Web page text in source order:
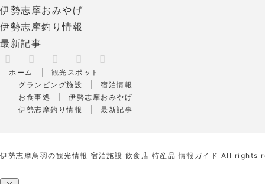
伊勢志摩おみやげ
伊勢志摩釣り情報
最新記事
FacebookInstagramPinterest
RSS
ホーム
観光スポット
グランピング施設
宿泊情報
お食事処
伊勢志摩おみやげ
伊勢志摩釣り情報
最新記事
伊勢志摩鳥羽の観光情報 宿泊施設 飲食店 特産品 情報ガイド All rights